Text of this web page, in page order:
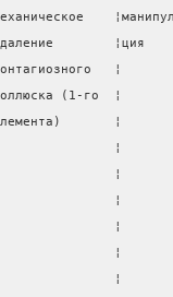
¦ция
¦
(1-го  ¦
¦
¦
¦
¦
¦
¦
¦